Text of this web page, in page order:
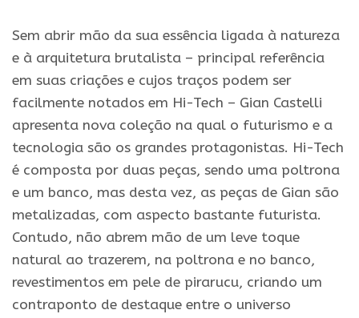
Sem abrir mão da sua essência ligada à natureza
e à arquitetura brutalista – principal referência
em suas criações e cujos traços podem ser
facilmente notados em Hi-Tech – Gian Castelli
apresenta nova coleção na qual o futurismo e a
tecnologia são os grandes protagonistas. Hi-Tech
é composta por duas peças, sendo uma poltrona
e um banco, mas desta vez, as peças de Gian são
metalizadas, com aspecto bastante futurista.
Contudo, não abrem mão de um leve toque
natural ao trazerem, na poltrona e no banco,
revestimentos em pele de pirarucu, criando um
contraponto de destaque entre o universo